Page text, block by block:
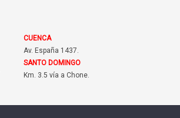
CUENCA
Av. España 1437.
SANTO DOMINGO
Km. 3.5 vía a Chone.